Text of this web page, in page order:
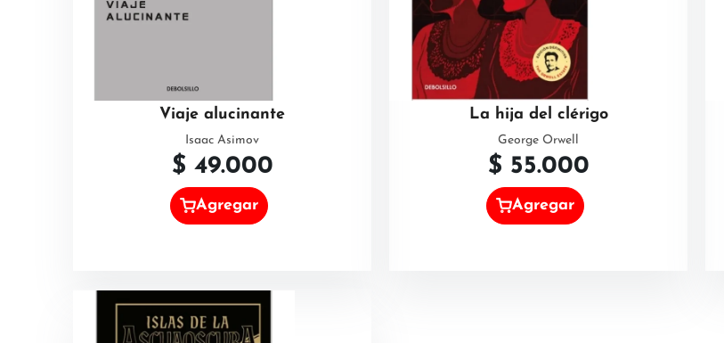
Viaje alucinante
Isaac Asimov
$ 49.000
Agregar
La hija del clérigo
George Orwell
$ 55.000
Agregar